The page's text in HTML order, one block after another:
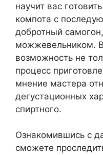
научит вас
компота с
добротный
можжевельником.
возможность не
процесс
мнение мастера
дегустационных
спиртного.
Ознакомившись с
сможете